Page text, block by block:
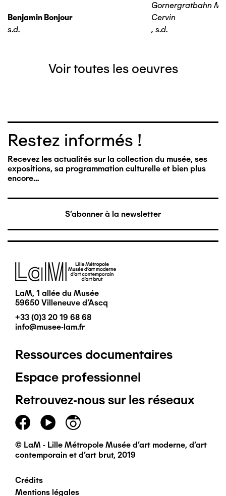
Benjamin Bonjour
s.d.
Gornergratbahn
Cervin
, s.d.
Voir toutes les oeuvres
Restez informés !
Recevez les actualités sur la collection du musée, ses
expositions, sa programmation culturelle et bien plus
encore…
S'abonner à la newsletter
Image
LaM, 1 allée du Musée
59650 Villeneuve d'Ascq
+33 (0)3 20 19 68 68
info@musee-lam.fr
Pied
de
page
principal
Ressources documentaires
Espace professionnel
Retrouvez-nous sur les réseaux
© LaM - Lille Métropole Musée d'art moderne, d'art
contemporain et d'art brut, 2019
Pied
Crédits
Mentions légales